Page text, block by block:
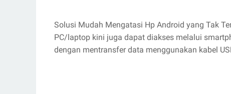
Solusi Mudah Mengatasi Hp Android yang Tak
PC/laptop kini juga dapat diakses melalui
dengan mentransfer data menggunakan kabel